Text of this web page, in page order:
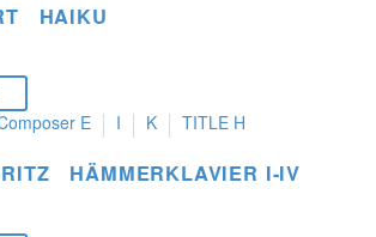
HAIKU
E I K TITLE H
HÄMMERKLAVIER I-IV